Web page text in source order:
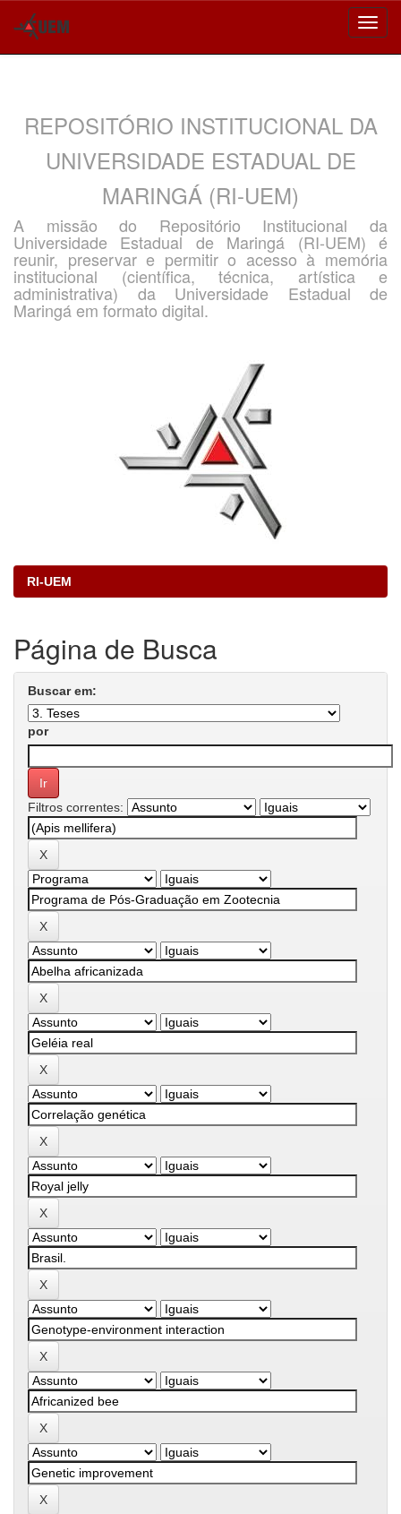
REPOSITÓRIO INSTITUCIONAL DA
UNIVERSIDADE ESTADUAL DE
MARINGÁ (RI-UEM)
A missão do Repositório Institucional da
Universidade Estadual de Maringá (RI-UEM) é
reunir, preservar e permitir o acesso à memória
institucional (científica, técnica, artística e
administrativa) da Universidade Estadual de
Maringá em formato digital.
RI-UEM
Página de Busca
Buscar em:
por
Filtros correntes: